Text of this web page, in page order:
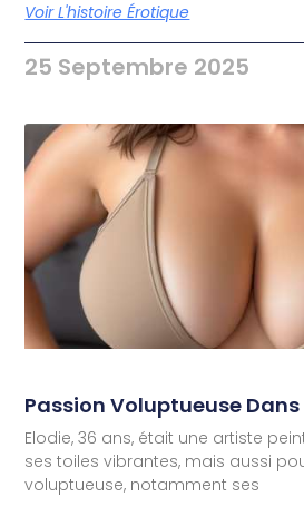
Voir L'histoire Érotique
25 Septembre 2025
Passion Voluptueuse Dans
Elodie, 36 ans, était une artiste
ses toiles vibrantes, mais aussi
voluptueuse, notamment ses